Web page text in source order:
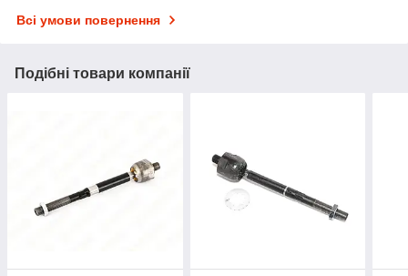
Всі умови повернення
Подібні товари компанії